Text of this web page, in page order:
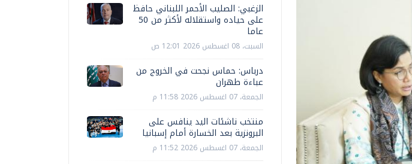
الزغبي: الصليب الأحمر اللبناني حافظ
على حياده واستقلاله لأكثر من 50
عاما
السبت، 08 اغسطس 2026 12:01 ص
درباس: حماس نجحت في الخروج من
عباءة طهران
الجمعة، 07 اغسطس 2026 11:58 م
منتخب ناشئات اليد ينافس على
البرونزية بعد الخسارة أمام إسبانيا
الجمعة، 07 اغسطس 2026 11:52 م